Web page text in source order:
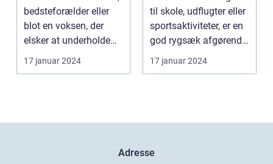
bedsteforælder eller
blot en voksen, der
elsker at underholde
børn, er "joke...
17 januar 2024
til skole, udflugter eller
sportsaktiviteter, er en
god rygsæk afgørende
for at ...
17 januar 2024
Adresse